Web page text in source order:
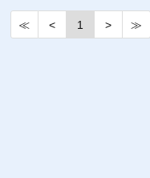
≪ < 1 > ≫